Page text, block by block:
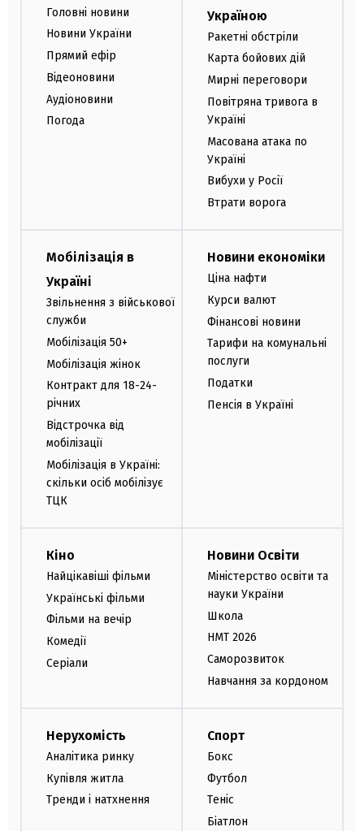
Головні новини
Новини України
Прямий ефір
Відеоновини
Аудіоновини
Погода
Україною
Ракетні обстріли
Карта бойових дій
Мирні переговори
Повітряна тривога в
Україні
Масована атака по
Україні
Вибухи у Росії
Втрати ворога
Мобілізація в
Україні
Звільнення з військової
служби
Мобілізація 50+
Мобілізація жінок
Контракт для 18-24-
річних
Відстрочка від
мобілізації
Мобілізація в Україні:
скільки осіб мобілізує
ТЦК
Новини економіки
Ціна нафти
Курси валют
Фінансові новини
Тарифи на комунальні
послуги
Податки
Пенсія в Україні
Кіно
Найцікавіші фільми
Українські фільми
Фільми на вечір
Комедії
Серіали
Новини Освіти
Міністерство освіти та
науки України
Школа
НМТ 2026
Саморозвиток
Навчання за кордоном
Нерухомість
Аналітика ринку
Купівля житла
Тренди і натхнення
Спорт
Бокс
Футбол
Теніс
Біатлон